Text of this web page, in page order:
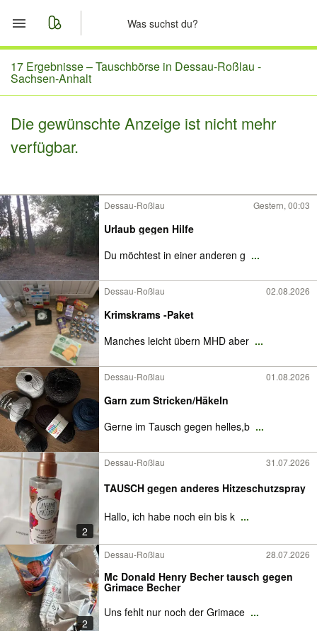
Start
Merkliste
Nachrichten
17 Ergebnisse –Tauschbörse in Dessau-Roßlau -
Sachsen-Anhalt
Die gewünschte Anzeige ist nicht mehr
verfügbar.
Dessau-Roßlau Gestern, 00:03
Urlaub gegen Hilfe
Du möchtest in einer anderen g ...
Dessau-Roßlau 02.08.2026
Krimskrams -Paket
Manches leicht übern MHD aber ...
Dessau-Roßlau 01.08.2026
Garn zum Stricken/Häkeln
Gerne im Tausch gegen helles,b ...
2
Dessau-Roßlau 31.07.2026
TAUSCH gegen anderes Hitzeschutzspray
Hallo, ich habe noch ein bis k ...
2
Dessau-Roßlau 28.07.2026
Mc Donald Henry Becher tausch gegen
Grimace Becher
Uns fehlt nur noch der Grimace ...